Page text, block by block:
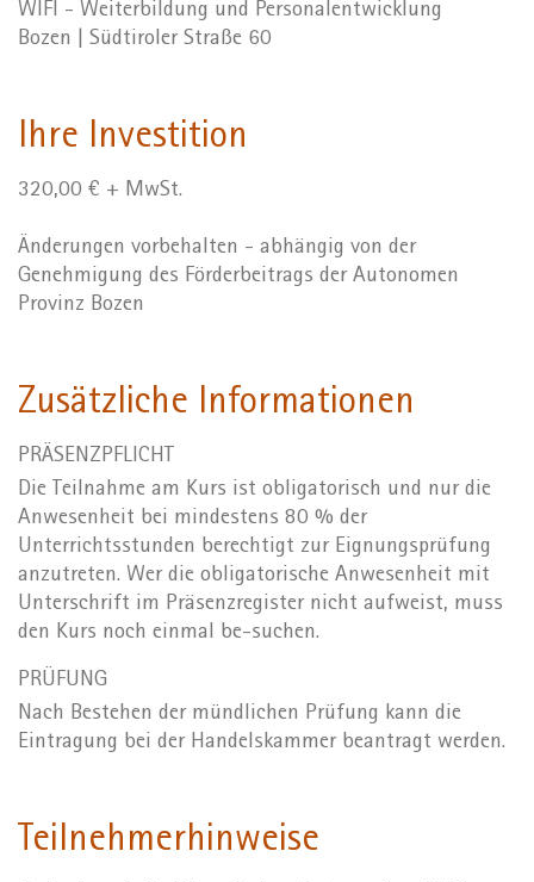
WIFI - Weiterbildung und Personalentwicklung
Bozen | Südtiroler Straße 60
Ihre Investition
320,00 € + MwSt.
Änderungen vorbehalten - abhängig von der
Genehmigung des Förderbeitrags der Autonomen
Provinz Bozen
Zusätzliche Informationen
PRÄSENZPFLICHT
Die Teilnahme am Kurs ist obligatorisch und nur die
Anwesenheit bei mindestens 80 % der
Unterrichtsstunden berechtigt zur Eignungsprüfung
anzutreten. Wer die obligatorische Anwesenheit mit
Unterschrift im Präsenzregister nicht aufweist, muss
den Kurs noch einmal be-suchen.
PRÜFUNG
Nach Bestehen der mündlichen Prüfung kann die
Eintragung bei der Handelskammer beantragt werden.
Teilnehmerhinweise